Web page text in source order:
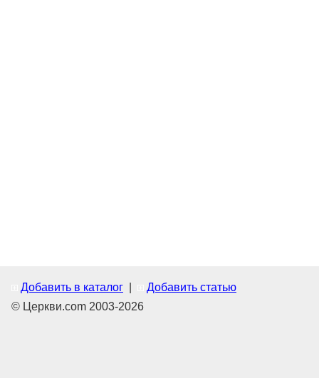
Добавить в каталог
Добавить статью
© Церкви.com 2003-2026